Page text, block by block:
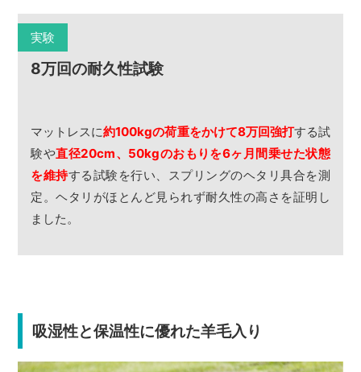
実験
8万回の耐久性試験
マットレスに約100kgの荷重をかけて8万回強打する試
験や直径20cm、50kgのおもりを6ヶ月間乗せた状態
を維持する試験を行い、スプリングのヘタリ具合を測
定。ヘタリがほとんど見られず耐久性の高さを証明し
ました。
吸湿性と保温性に優れた羊毛入り